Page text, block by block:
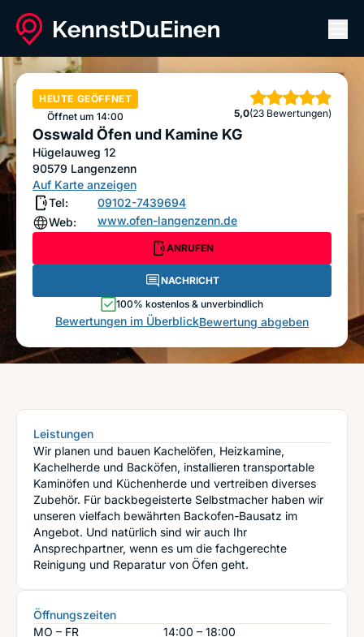
Osswald Öfen und Kamine KG
ANRUFEN NACHRICHT
Bewertung abgeben
HEUTE GEÖFFNET
Öffnet um 14:00
5,0
Sterne
(23 Bewertungen)
Osswald Öfen und Kamine KG
Hügelauweg 12
90579 Langenzenn
Auf Karte anzeigen
Tel:
09102-7439694
Web:
www.ofen-langenzenn.de
ANRUFEN
NACHRICHT
100% kostenlos & unverbindlich
Bewertungen im ÜberblickBewertung abgeben
Leistungen
Wir planen und bauen Kachelöfen, Heizkamine,
Kachelherde und Backöfen, installieren transportable
Kaminöfen und Küchenherde und vertreiben diverses
Zubehör. Für backbegeisterte Selbstmacher haben wir
unseren vielfach bewährten Backofen-Bausatz im
Angebot. Und natürlich sind wir auch Ihr
Ansprechpartner, wenn es um die fachgerechte
Reinigung und Reparatur von Öfen geht.
Öffnungszeiten
MO – FR
14:00 – 18:00